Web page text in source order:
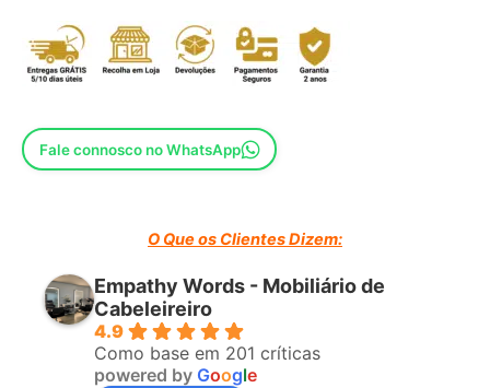
Rodas Incluídas:A mobilidade é simplificada com rodas,
permitindo ajustar facilmente a posição da mesa conforme
Características Adicionais:
Material:Madeira Branca
Fale connosco no WhatsApp
O Que os Clientes Dizem:
Empathy Words - Mobiliário de
Cabeleireiro
4.9
Como base em 201 críticas
powered by Google